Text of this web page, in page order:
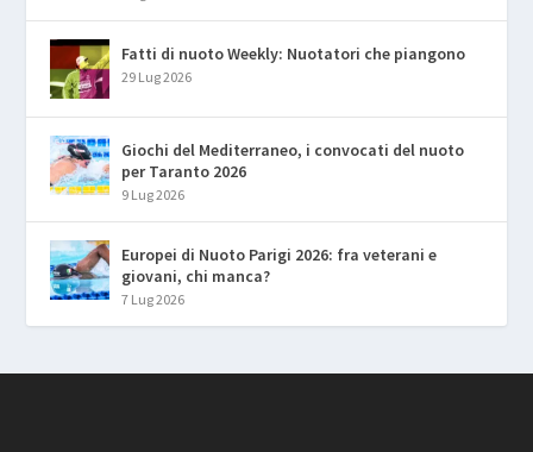
Fatti di nuoto Weekly: Nuotatori che piangono
29 Lug 2026
Giochi del Mediterraneo, i convocati del nuoto
per Taranto 2026
9 Lug 2026
Europei di Nuoto Parigi 2026: fra veterani e
giovani, chi manca?
7 Lug 2026